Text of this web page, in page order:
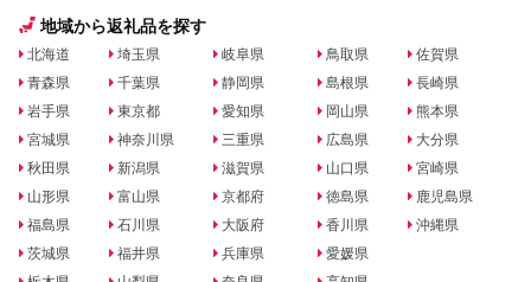
地域から返礼品を探す
北海道
青森県
岩手県
宮城県
秋田県
山形県
福島県
茨城県
埼玉県
千葉県
東京都
神奈川県
新潟県
富山県
石川県
福井県
岐阜県
静岡県
愛知県
三重県
滋賀県
京都府
大阪府
兵庫県
鳥取県
島根県
岡山県
広島県
山口県
徳島県
香川県
愛媛県
佐賀県
長崎県
熊本県
大分県
宮崎県
鹿児島県
沖縄県